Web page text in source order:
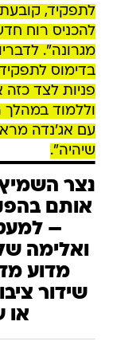
לתפקיד,
להכניס רוח
מגרונה".
בדימוס
פניות לצד כזה
וללמוד במהלך
עם אג'נדה
שיהיה".
נצר
אותם
ואלימה
מדוע
שידור
או